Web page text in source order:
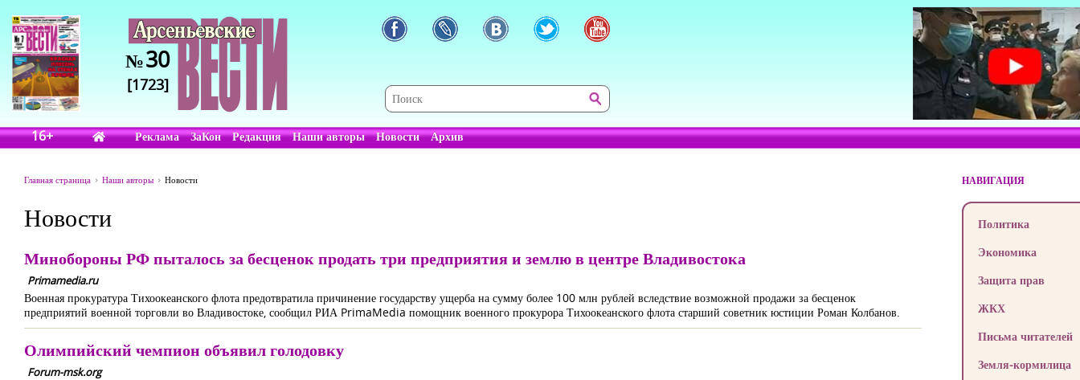
№30
[1723]
16+ Реклама ЗаКон Редакция Наши авторы Новости Архив
Главная страница Наши авторы Новости
Новости
Минобороны РФ пыталось за бесценок продать три предприятия и землю в центре Владивостока
Primamedia.ru
Военная прокуратура Тихоокеанского флота предотвратила причинение государству ущерба на сумму более 100 млн рублей вследствие возможной продажи за бесценок
предприятий военной торговли во Владивостоке, сообщил РИА PrimaMedia помощник военного прокурора Тихоокеанского флота старший советник юстиции Роман Колбанов.
Олимпийский чемпион объявил голодовку
Forum-msk.org
НАВИГАЦИЯ
Политика
Экономика
Защита прав
ЖКХ
Письма читателей
Земля-кормилица